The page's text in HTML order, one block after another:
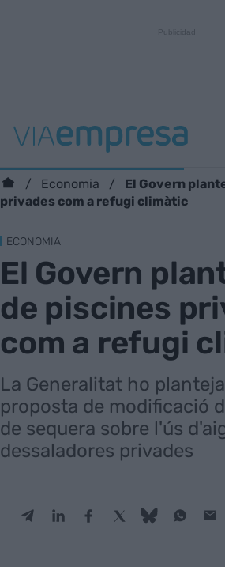
Economia
El Govern
privades com a refugi climàtic
ECONOMIA
El Govern
de piscines
com a refugi
La Generalitat ho
proposta de modificació
de sequera sobre l'ús
dessaladores privades